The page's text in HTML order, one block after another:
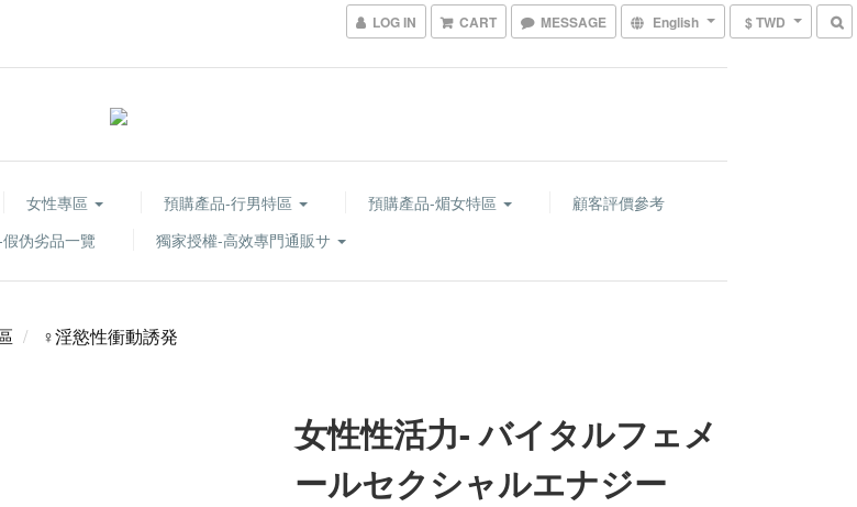
LOG IN CART MESSAGE English $ TWD
女性專區 預購產品-行男特區 預購產品-煝女特區
顧客評價參考
伪劣品一覽
獨家授權-高效專門通販サ
♀淫慾性衝動誘発
女性性活力- バイタルフェメ
ールセクシャルエナジー